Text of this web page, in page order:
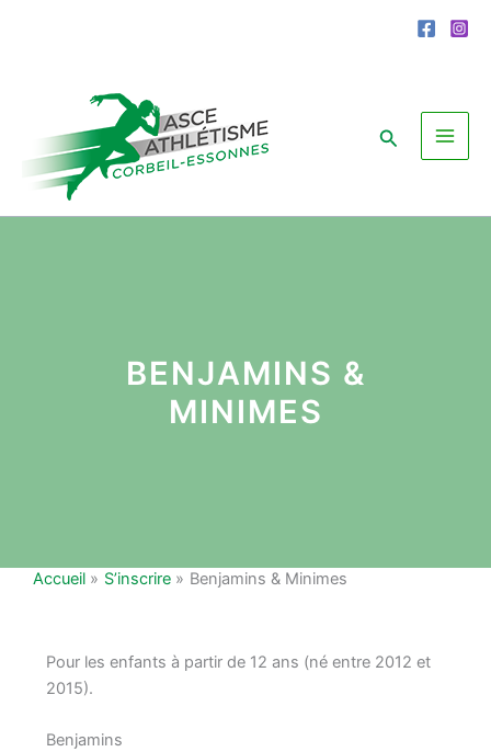
Rechercher
BENJAMINS &
MINIMES
Accueil S’inscrire Benjamins & Minimes
Pour les enfants à partir de 12 ans (né entre 2012 et
2015).
Benjamins